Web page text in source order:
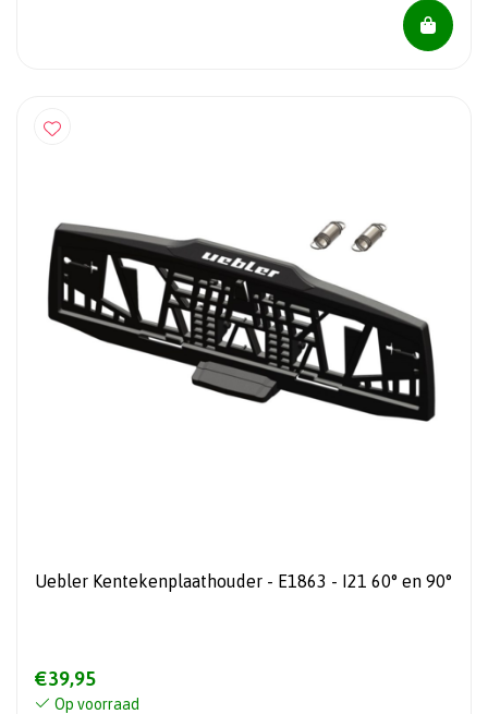
Uebler Kentekenplaathouder - E1863 - I21 60° en 90°
€39,95
Op voorraad